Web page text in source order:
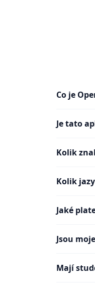
Co je
Je tato
Kolik
Kolik
Jaké
Jsou
Mají